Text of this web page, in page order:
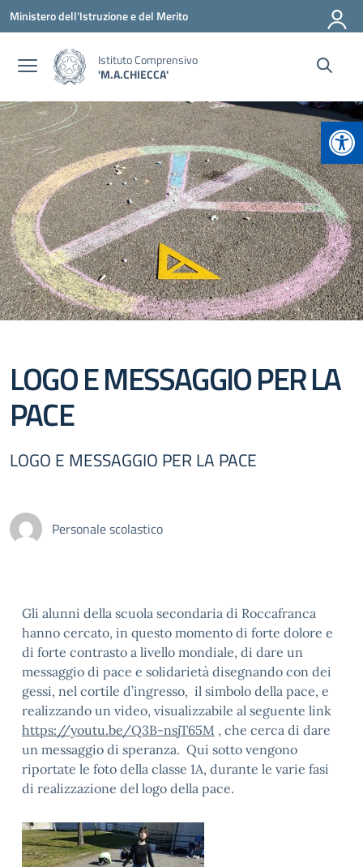
Vai ai contenuti
Vai al menu di navigazione
Vai al footer
Ministero dell'Istruzione e del Merito
Istituto Comprensivo
'M.A.CHIECCA'
LOGO E MESSAGGIO PER LA
PACE
LOGO E MESSAGGIO PER LA PACE
Personale scolastico
Gli alunni della scuola secondaria di Roccafranca
hanno cercato, in questo momento di forte dolore e
di forte contrasto a livello mondiale, di dare un
messaggio di pace e solidarietà disegnando con dei
gessi, nel cortile d’ingresso, il simbolo della pace, e
realizzando un video, visualizzabile al seguente link
https://youtu.be/Q3B-nsjT65M , che cerca di dare
un messaggio di speranza. Qui sotto vengono
riportate le foto della classe 1A, durante le varie fasi
di realizzazione del logo della pace.